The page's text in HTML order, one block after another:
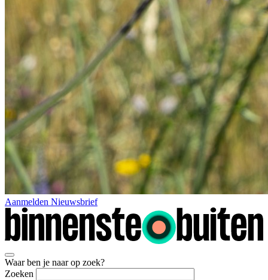
Aanmelden Nieuwsbrief
Waar ben je naar op zoek?
Zoeken